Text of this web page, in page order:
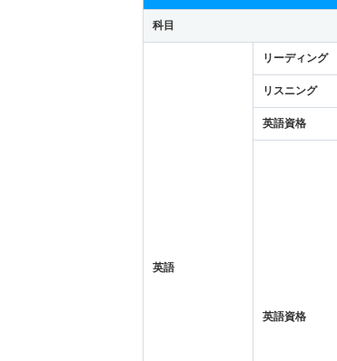
科目
英語
リーディング
リスニング
英語資格
英語資格